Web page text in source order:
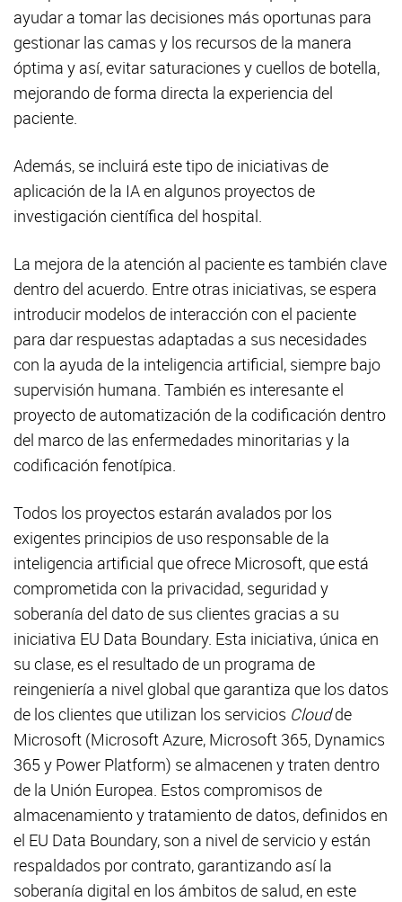
ayudar a tomar las decisiones más oportunas para
gestionar las camas y los recursos de la manera
óptima y así, evitar saturaciones y cuellos de botella,
mejorando de forma directa la experiencia del
paciente.
Además, se incluirá este tipo de iniciativas de
aplicación de la IA en algunos proyectos de
investigación científica del hospital.
La mejora de la atención al paciente es también clave
dentro del acuerdo. Entre otras iniciativas, se espera
introducir modelos de interacción con el paciente
para dar respuestas adaptadas a sus necesidades
con la ayuda de la inteligencia artificial, siempre bajo
supervisión humana. También es interesante el
proyecto de automatización de la codificación dentro
del marco de las enfermedades minoritarias y la
codificación fenotípica.
Todos los proyectos estarán avalados por los
exigentes principios de uso responsable de la
inteligencia artificial que ofrece Microsoft, que está
comprometida con la privacidad, seguridad y
soberanía del dato de sus clientes gracias a su
iniciativa EU Data Boundary. Esta iniciativa, única en
su clase, es el resultado de un programa de
reingeniería a nivel global que garantiza que los datos
de los clientes que utilizan los servicios Cloudde
Microsoft (Microsoft Azure, Microsoft 365, Dynamics
365 y Power Platform) se almacenen y traten dentro
de la Unión Europea. Estos compromisos de
almacenamiento y tratamiento de datos, definidos en
el EU Data Boundary, son a nivel de servicio y están
respaldados por contrato, garantizando así la
soberanía digital en los ámbitos de salud, en este